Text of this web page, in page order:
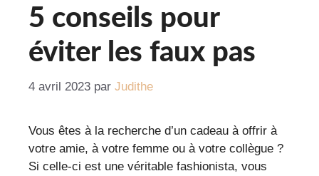
5 conseils pour
éviter les faux pas
4 avril 2023 par Judithe
Vous êtes à la recherche d’un cadeau à offrir à
votre amie, à votre femme ou à votre collègue ?
Si celle-ci est une véritable fashionista, vous